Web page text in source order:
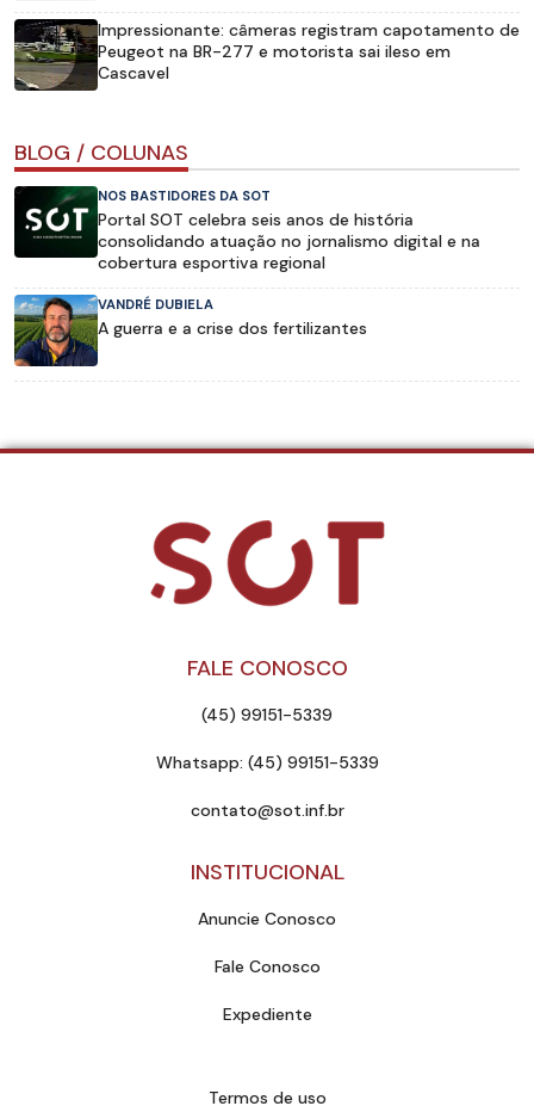
Impressionante: câmeras registram capotamento de
Peugeot na BR-277 e motorista sai ileso em
Cascavel
BLOG / COLUNAS
NOS BASTIDORES DA SOT
Portal SOT celebra seis anos de história
consolidando atuação no jornalismo digital e na
cobertura esportiva regional
VANDRÉ DUBIELA
A guerra e a crise dos fertilizantes
FALE CONOSCO
(45) 99151-5339
Whatsapp: (45) 99151-5339
contato@sot.inf.br
INSTITUCIONAL
Anuncie Conosco
Fale Conosco
Expediente
Termos de uso